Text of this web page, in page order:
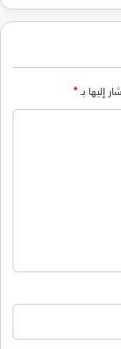
إليها بـ*